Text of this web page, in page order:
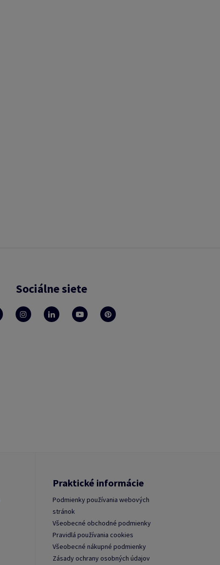
Sociálne siete
Praktické informácie
Podmienky používania webových
stránok
Všeobecné obchodné podmienky
Pravidlá používania cookies
Všeobecné nákupné podmienky
Zásady ochrany osobných údajov